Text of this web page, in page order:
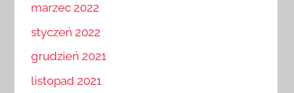
marzec 2022
styczeń 2022
grudzień 2021
listopad 2021